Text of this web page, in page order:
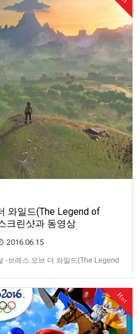
와일드(The Legend of
크린샷과 동영상
2016.06.15
-브레스 오브 더 와일드(The Legend
게시물은 HIKARU님에 의해 202… Hot